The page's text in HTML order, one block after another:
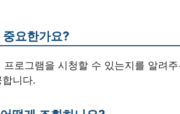
요한가요?
로그램을 시청할 수 있는지를 알려
니다.